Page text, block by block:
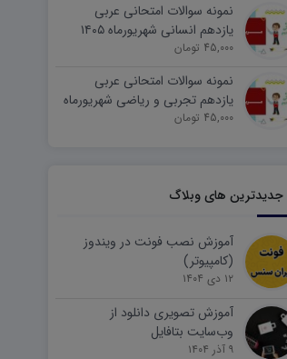
نمونه سوالات امتحانی عربی
یازدهم انسانی شهریورماه ۱۴۰۵
word
45,000 تومان
نمونه سوالات امتحانی عربی
یازدهم تجربی و ریاضی شهریورماه
۱۴۰۵ word
45,000 تومان
جدیدترین های وبلاگ
آموزش نصب فونت در ویندوز
(کامپیوتر)
۱۲ دی ۱۴۰۴
آموزش تصویری دانلود از
وب‌سایت بتافایل
۹ آذر ۱۴۰۴